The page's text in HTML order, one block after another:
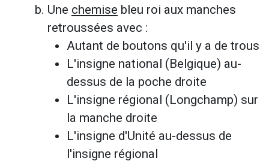
Une chemise bleu roi aux manches
retroussées avec :
Autant de boutons qu'il y a de trous
L'insigne national (Belgique) au-
dessus de la poche droite
L'insigne régional (Longchamp) sur
la manche droite
L'insigne d'Unité au-dessus de
l'insigne régional